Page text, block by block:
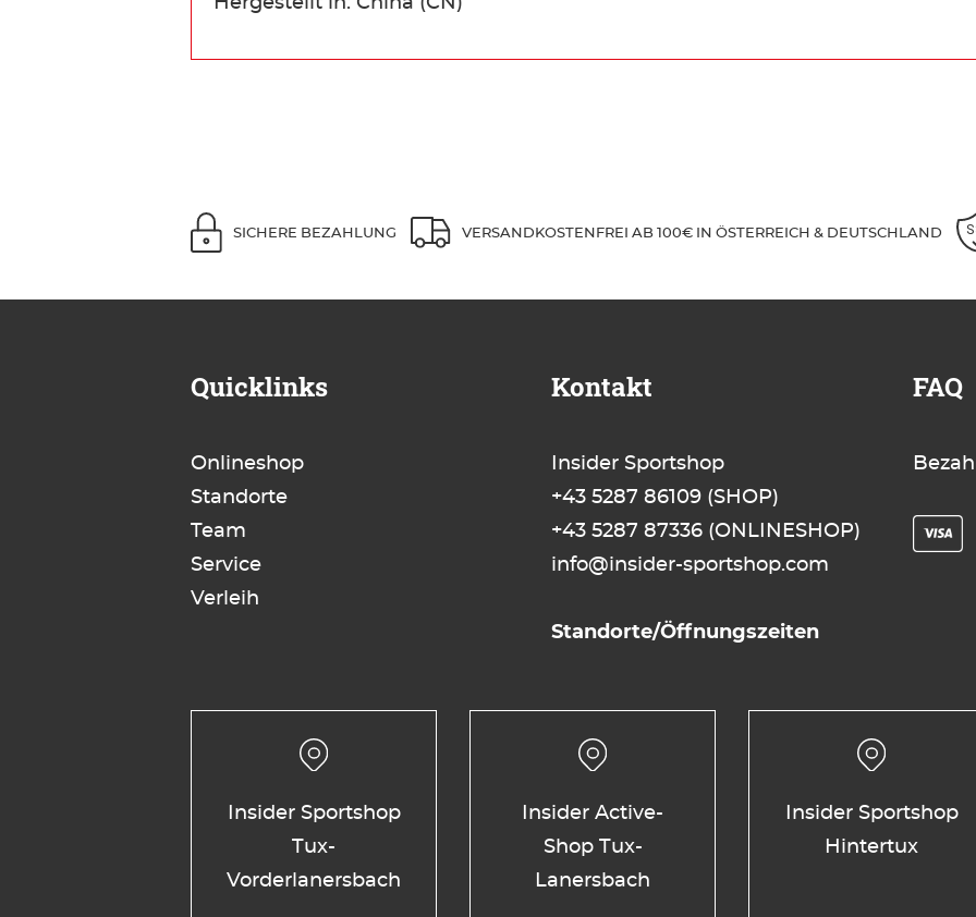
SICHERE BEZAHLUNG VERSANDKOSTENFREI AB 100€ IN ÖSTERREICH & DEUTSCHLAND
Quicklinks
Onlineshop
Standorte
Team
Service
Verleih
Kontakt
Insider Sportshop
+43 5287 86109 (SHOP)
+43 5287 87336 (ONLINESHOP)
info@insider-sportshop.com
Standorte/Öffnungszeiten
FAQ
Insider Sportshop
Tux-
Vorderlanersbach
Insider Active-
Shop Tux-
Lanersbach
Insider Sportshop
Hintertux